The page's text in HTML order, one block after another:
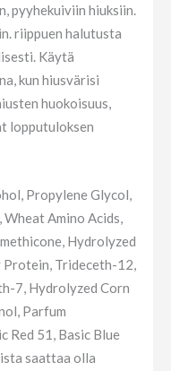
pyyhekuiviin hiuksiin.
riippuen halutusta
Käytä
kun hiusvärisi
huokoisuus,
lopputuloksen
Propylene Glycol,
Amino Acids,
Hydrolyzed
Protein, Trideceth-12,
7, Hydrolyzed Corn
Parfum
Red 51, Basic Blue
saattaa olla